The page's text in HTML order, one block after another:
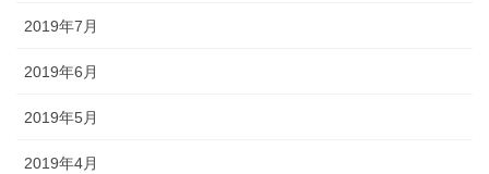
2019年7月
2019年6月
2019年5月
2019年4月